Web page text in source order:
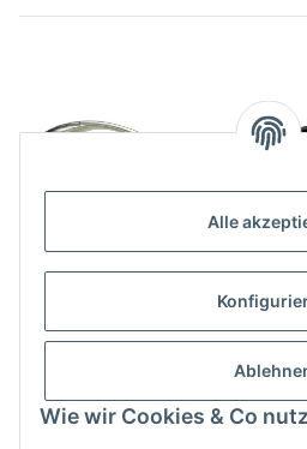
Alle
Wie wir Cookies & Co
HETTICH Möbelgriff,